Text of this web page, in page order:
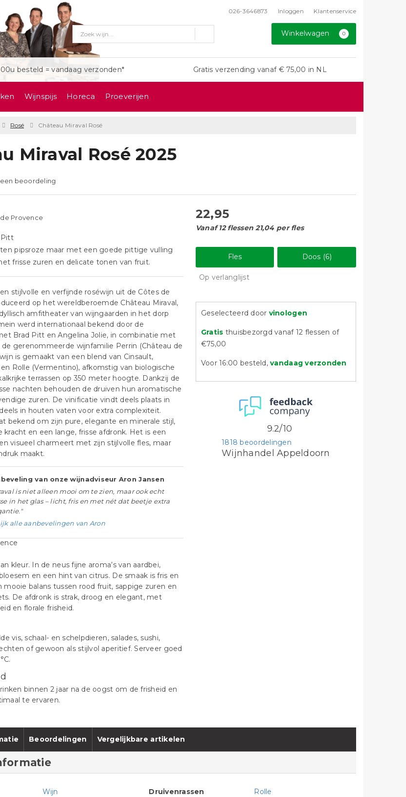
026-3646873 Inloggen Klantenservice
Winkelwagen 0
besteld = vandaag verzonden* Gratis verzending vanaf € 75,00 in NL
Wijnspijs Horeca Proeverijen
Rosé Château Miraval Rosé
Miraval Rosé 2025
beoordeling
Provence
Pitt
pipsroze maar met een goede pittige vulling
frisse zuren en delicate tonen van fruit.
stijlvolle en verfijnde roséwijn uit de Côtes de
op het wereldberoemde Château Miraval,
amfitheater van wijngaarden in het dorp
werd internationaal bekend door de
Brad Pitt en Angelina Jolie, in combinatie met
de gerenommeerde wijnfamilie Perrin (Château de
is gemaakt van een blend van Cinsault,
en Rolle (Vermentino), afkomstig van biologische
terrassen op 350 meter hoogte. Dankzij de
nachten behouden de druiven hun aromatische
zuren. De vinificatie vindt deels plaats in
in houten vaten voor extra complexiteit.
bekend om zijn pure, elegante en minerale stijl,
kracht en een lange, frisse afdronk. Het is een
visueel charmeert met zijn stijlvolle fles, maar
maakt.
van onze wijnadviseur Aron Jansen
is niet alleen mooi om te zien, maar ook echt
in het glas – licht, fris en met nét dat beetje extra
alle aanbevelingen van Aron
kleur. In de neus fijne aroma’s van aardbei,
en een hint van citrus. De smaak is fris en
mooie balans tussen rood fruit, sappige zuren en
De afdronk is strak, droog en elegant, met
en florale frisheid.
vis, schaal- en schelpdieren, salades, sushi,
of gewoon als stijlvol aperitief. Serveer goed
binnen 2 jaar na de oogst om de frisheid en
te ervaren.
22,95
Vanaf 12 flessen 21,04 per fles
Fles Doos (6)
Op verlanglijst
Geselecteerd door vinologen
Gratis thuisbezorgd vanaf 12 flessen of
€75,00
Voor 16:00 besteld,vandaag verzonden
Wijnhandel Appeldoorn
1818 beoordelingen
9.2/10
Beoordelingen Vergelijkbare artikelen
Wijn
Druivenrassen
Rolle